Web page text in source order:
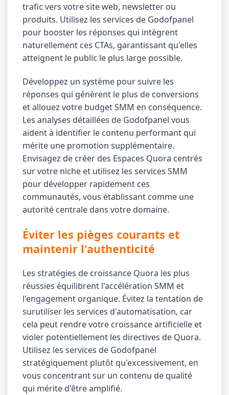
trafic vers votre site web, newsletter ou
produits. Utilisez les services de Godofpanel
pour booster les réponses qui intègrent
naturellement ces CTAs, garantissant qu'elles
atteignent le public le plus large possible.
Développez un système pour suivre les
réponses qui génèrent le plus de conversions
et allouez votre budget SMM en conséquence.
Les analyses détaillées de Godofpanel vous
aident à identifier le contenu performant qui
mérite une promotion supplémentaire.
Envisagez de créer des Espaces Quora centrés
sur votre niche et utilisez les services SMM
pour développer rapidement ces
communautés, vous établissant comme une
autorité centrale dans votre domaine.
Éviter les pièges courants et
maintenir l'authenticité
Les stratégies de croissance Quora les plus
réussies équilibrent l'accélération SMM et
l'engagement organique. Évitez la tentation de
surutiliser les services d'automatisation, car
cela peut rendre votre croissance artificielle et
violer potentiellement les directives de Quora.
Utilisez les services de Godofpanel
stratégiquement plutôt qu'excessivement, en
vous concentrant sur un contenu de qualité
qui mérite d'être amplifié.